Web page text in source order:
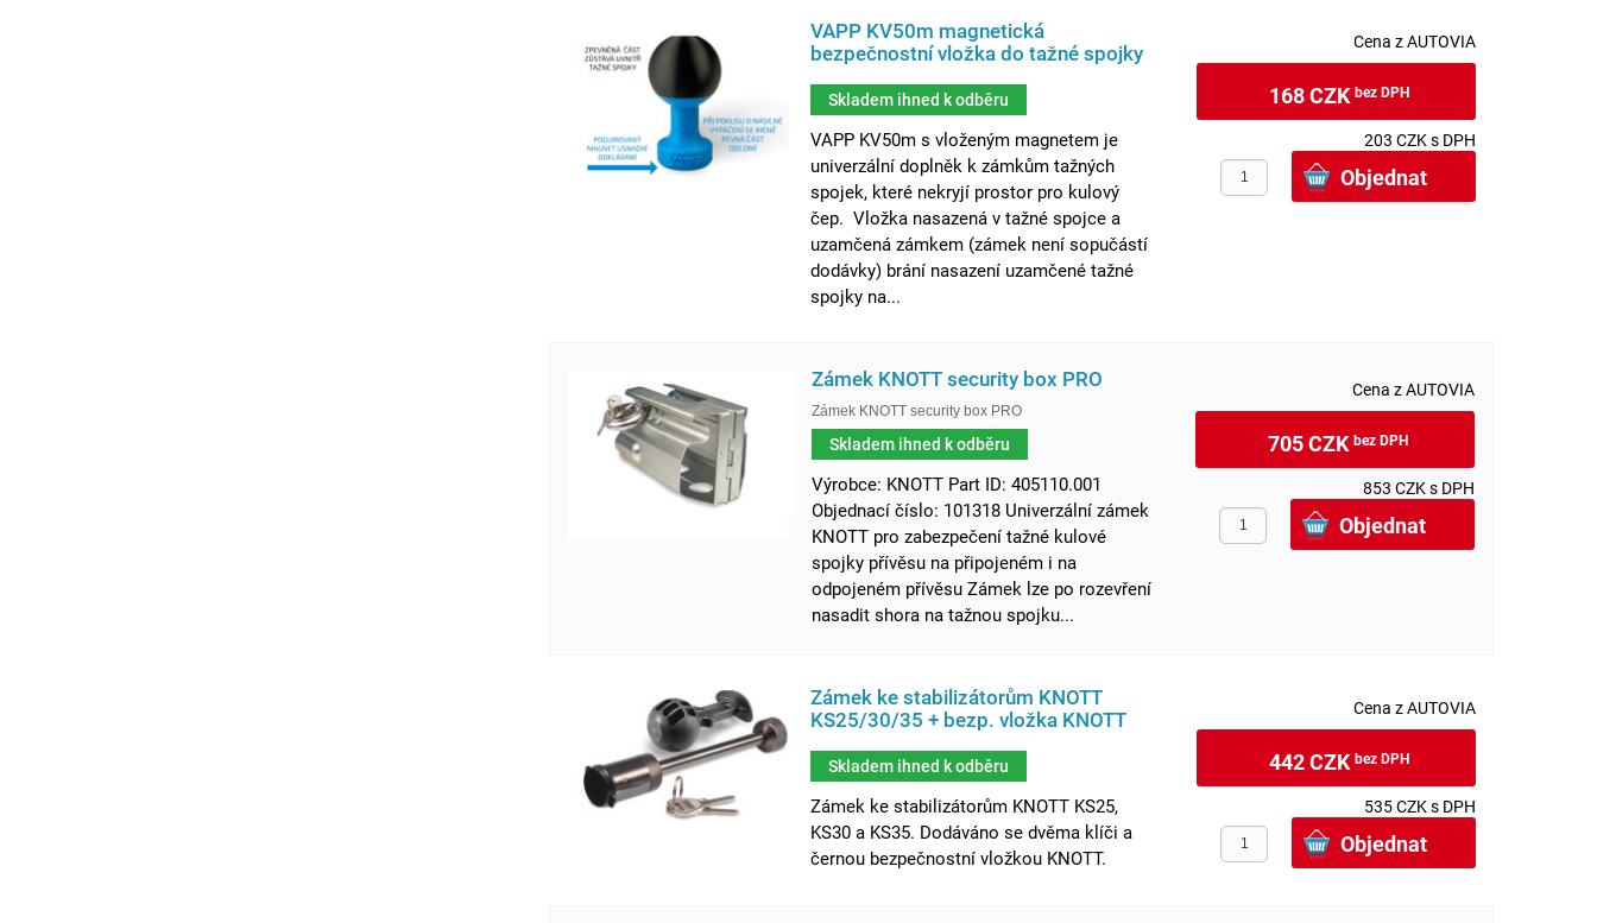
VAPP KV50m magnetická
bezpečnostní vložka do tažné spojky
Skladem ihned k odběru
VAPP KV50m s vloženým magnetem je
univerzální doplněk k zámkům tažných
spojek, které nekryjí prostor pro kulový
čep. Vložka nasazená v tažné spojce a
uzamčená zámkem (zámek není sopučástí
dodávky) brání nasazení uzamčené tažné
spojky na...
Cena z AUTOVIA
168 CZKbez DPH
203 CZK s DPH
Zámek KNOTT security box PRO
Zámek KNOTT security box PRO
Skladem ihned k odběru
Výrobce: KNOTT Part ID: 405110.001
Objednací číslo: 101318 Univerzální zámek
KNOTT pro zabezpečení tažné kulové
spojky přívěsu na připojeném i na
odpojeném přívěsu Zámek lze po rozevření
nasadit shora na tažnou spojku...
Cena z AUTOVIA
705 CZKbez DPH
853 CZK s DPH
Zámek ke stabilizátorům KNOTT
KS25/30/35 + bezp. vložka KNOTT
Skladem ihned k odběru
Zámek ke stabilizátorům KNOTT KS25,
KS30 a KS35. Dodáváno se dvěma klíči a
černou bezpečnostní vložkou KNOTT.
Cena z AUTOVIA
442 CZKbez DPH
535 CZK s DPH